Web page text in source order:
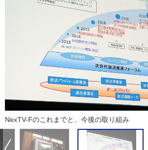
NexTV-Fのこれまでと、今後の取り組み